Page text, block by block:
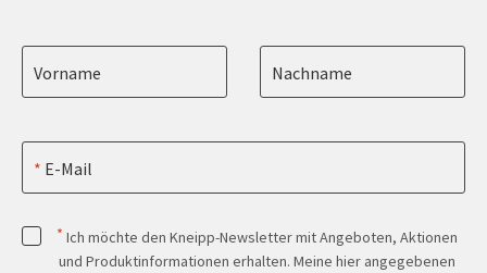
Vorname Nachname
E-Mail
* Ich möchte den Kneipp-Newsletter mit Angeboten, Aktionen
und Produktinformationen erhalten. Meine hier angegebenen